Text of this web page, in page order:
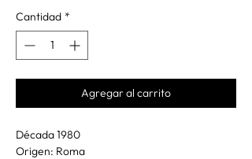
Cantidad *
Agregar al carrito
Década 1980
Origen: Roma